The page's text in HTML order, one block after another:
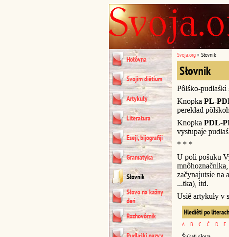
Hołôvna
Svojim diêtium
Artykuły
Literatura
Eseji, bijografiji
Gramatyka
Słovnik
Słovo na kažny
deń
Rozhovôrnik
Svoja.org » Słovnik
Słovnik
Pôlśko-
Knopka PL-
perekład
Knopka PDL-
vystupaje
* * *
U poli pošuku
mnôhoznačnika,
začynajutsie na
...tka), itd.
Usiê artykuły v
Hlediêti po literach
A B C Ć D E